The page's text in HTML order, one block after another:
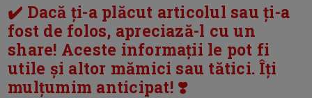
✔️ Dacă ți-a plăcut articolul sau ți-a
fost de folos, apreciază-l cu un
share! Aceste informații le pot fi
utile și altor mămici sau tătici. Îți
mulțumim anticipat! ❣️